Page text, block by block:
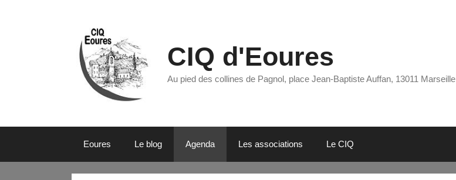
CIQ d'Eoures
Au pied des collines de Pagnol, place Jean-Baptiste Auffan, 13011 Marseille
Eoures Le blog Agenda Les associations Le CIQ